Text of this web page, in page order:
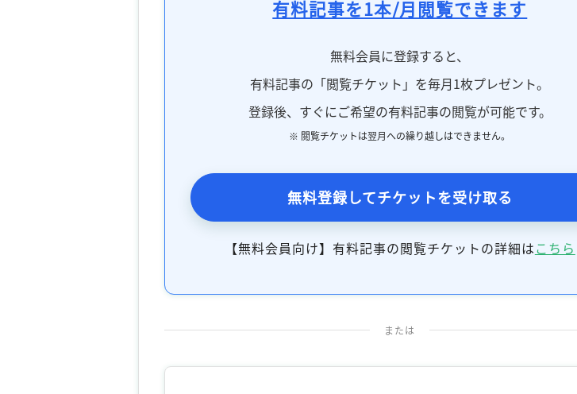
有料記事を1本/月閲覧できます
無料会員に登録すると、
有料記事の「閲覧チケット」を毎月1枚プレゼント。
登録後、すぐにご希望の有料記事の閲覧が可能です。
※ 閲覧チケットは翌月への繰り越しはできません。
無料登録してチケットを受け取る
【無料会員向け】有料記事の閲覧チケットの詳細はこちら
または